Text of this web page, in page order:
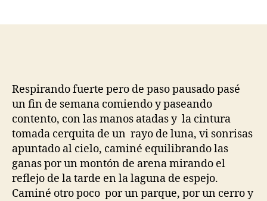
Respirando fuerte pero de paso pausado pasé
un fin de semana comiendo y paseando
contento, con las manos atadas y la cintura
tomada cerquita de un rayo de luna, vi sonrisas
apuntado al cielo, caminé equilibrando las
ganas por un montón de arena mirando el
reflejo de la tarde en la laguna de espejo.
Caminé otro poco por un parque, por un cerro y